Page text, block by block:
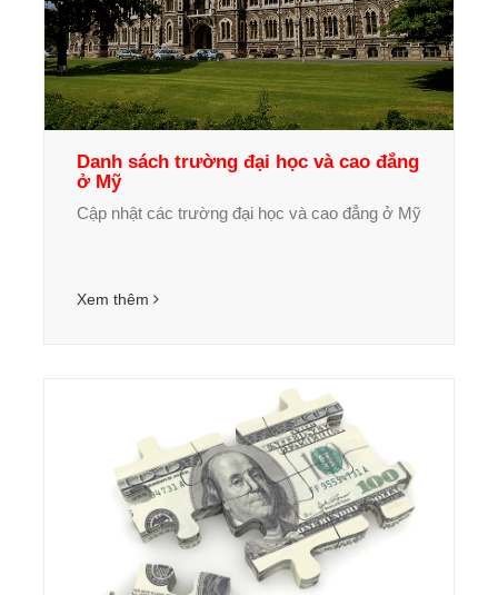
Danh sách trường đại học và cao đẳng
ở Mỹ
Cập nhật các trường đại học và cao đẳng ở Mỹ
Xem thêm